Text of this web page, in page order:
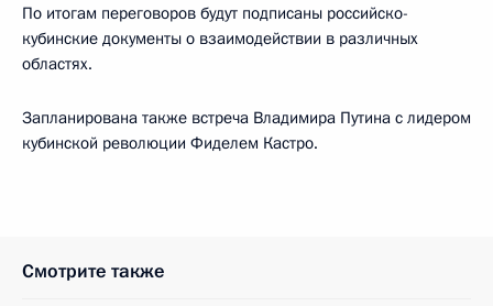
По итогам переговоров будут подписаны российско-
кубинские документы о взаимодействии в различных
областях.
Запланирована также встреча Владимира Путина с лидером
кубинской революции Фиделем Кастро.
Смотрите также